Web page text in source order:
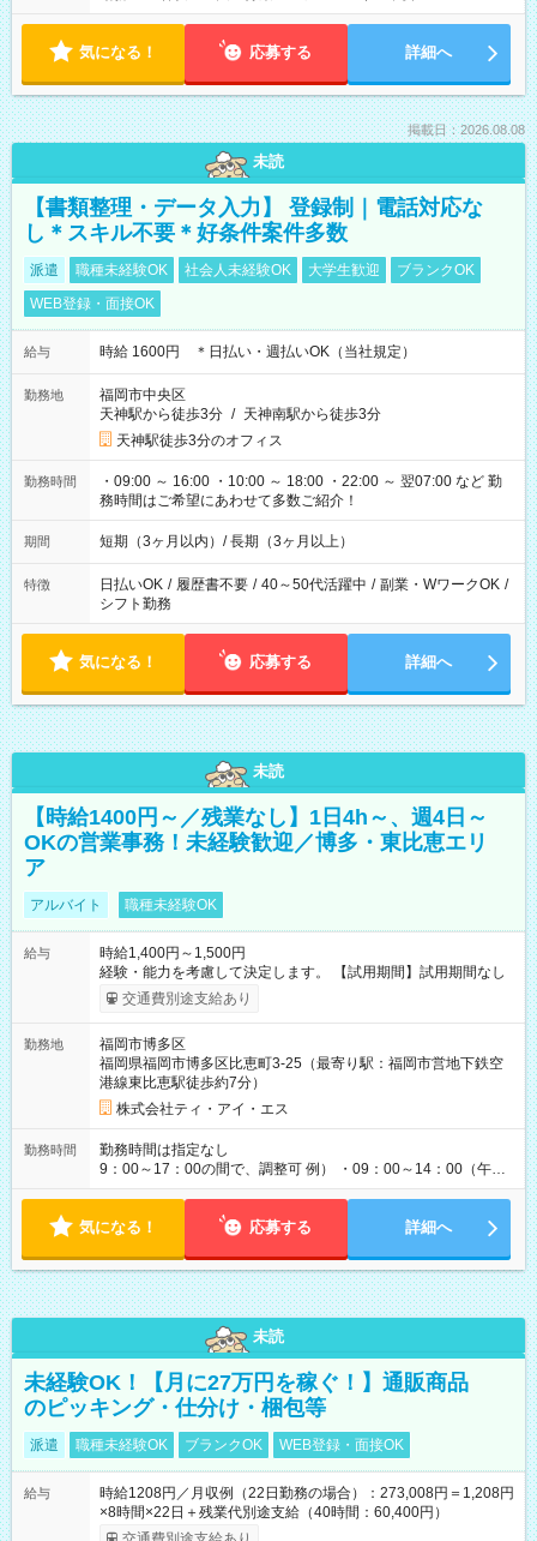
気になる！ 応募する 詳細へ
掲載日：2026.08.08
未読
【書類整理・データ入力】 登録制｜電話対応な
し＊スキル不要＊好条件案件多数
派遣 職種未経験OK 社会人未経験OK 大学生歓迎
ブランクOK
WEB登録・面接OK
給与 時給 1600円 ＊日払い・週払いOK（当社規定）
勤務地
福岡市中央区
天神駅から徒歩3分 / 天神南駅から徒歩3分
天神駅徒歩3分のオフィス
勤務時間
・09:00 ～ 16:00 ・10:00 ～ 18:00 ・22:00 ～ 翌07:00 など 勤
務時間はご希望にあわせて多数ご紹介！
期間 短期（3ヶ月以内）/ 長期（3ヶ月以上）
特徴 日払いOK / 履歴書不要 / 40～50代活躍中 / 副業・WワークOK /
シフト勤務
気になる！ 応募する 詳細へ
未読
【時給1400円～／残業なし】1日4h～、週4日～
OKの営業事務！未経験歓迎／博多・東比恵エリ
ア
アルバイト 職種未経験OK
給与
時給1,400円～1,500円
経験・能力を考慮して決定します。 【試用期間】試用期間なし
交通費別途支給あり
勤務地
福岡市博多区
福岡県福岡市博多区比恵町3-25（最寄り駅：福岡市営地下鉄空
港線東比恵駅徒歩約7分）
株式会社ティ・アイ・エス
勤務時間
勤務時間は指定なし
9：00～17：00の間で、調整可 例） ・09：00～14：00（午後
からは家事に） ・10：00～16：00（朝はゆっくりスタート）
勤務で、ご希望に合わせて調整します。 ◎今週は子供の行事
気になる！ 応募する 詳細へ
未読
未経験OK！【月に27万円を稼ぐ！】通販商品
のピッキング・仕分け・梱包等
派遣 職種未経験OK ブランクOK WEB登録・面接OK
給与
時給1208円／月収例（22日勤務の場合）：273,008円＝1,208円
×8時間×22日＋残業代別途支給（40時間：60,400円）